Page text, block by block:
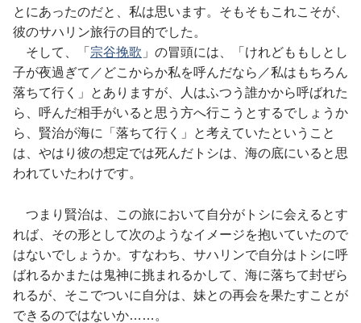
とにあったのだと、私は思います。そもそもこれこそが、
彼のサハリン旅行の目的でした。
そして、「 宗谷挽歌 」の冒頭には、「けれどももしとし
子が夜過ぎて／どこからか私を呼んだなら／私はもちろん
落ちて行く」とありますが、人はふつう誰かから呼ばれた
ら、呼んだ相手がいると思う方へ行こうとするでしょうか
ら、賢治が海に「落ちて行く」と考えていたということ
は、やはり彼の想定では死んだトシは、海の底にいると思
われていたわけです。
つまり賢治は、この旅において自分がトシに会えるとす
れば、その形として次のようなイメージを抱いていたので
はないでしょうか。すなわち、サハリンで自分はトシに呼
ばれるかまたは鬼神に挑まれるかして、海に落ちて封ぜら
れるが、そこでついに自分は、妹との再会を果たすことが
できるのではないか……。